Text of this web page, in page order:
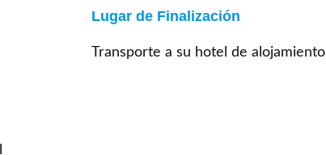
Lugar de Finalización
Transporte a su hotel de alojamiento